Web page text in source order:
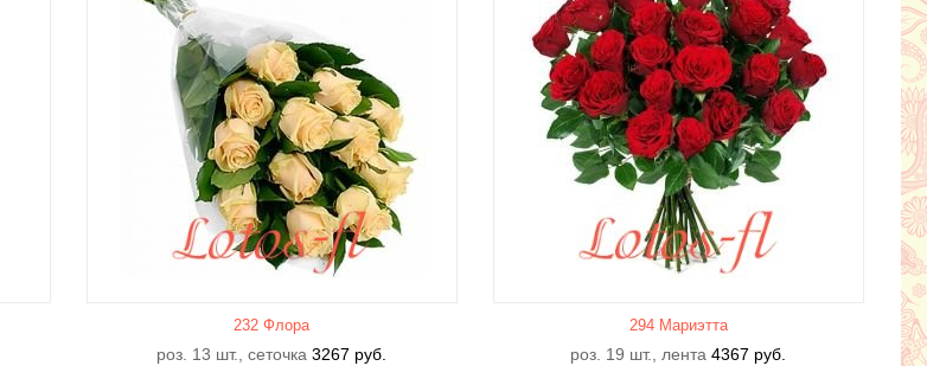
232 Флора
роз. 13 шт., сеточка 3267 руб.
294 Мариэтта
роз. 19 шт., лента 4367 руб.